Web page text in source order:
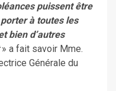
puissent être
à toutes les
bien d’autres
» a fait savoir Mme.
Générale du